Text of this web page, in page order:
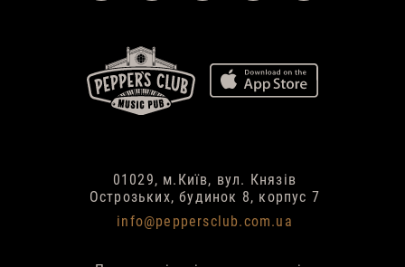
01029, м.Київ, вул. Князів
Острозьких, будинок 8, корпус 7
info@peppersclub.com.ua